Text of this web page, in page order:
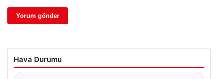
Hava Durumu